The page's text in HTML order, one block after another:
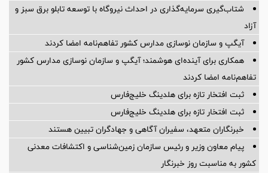
شتاب‌گیری سرمایه‌گذاری در احداث نیروگاه با توسعه تابلو برق سبز و
آزاد
آیگپ و سازمان نوسازی مدارس کشور تفاهم‌نامه امضا کردند
همکاری برای آینده‌ای هوشمند؛ آیگپ و سازمان نوسازی مدارس کشور
تفاهم‌نامه امضا کردند
ثبت افتخار تازه برای هلدینگ خلیج‌فارس
ثبت افتخار تازه برای هلدینگ خلیج‌فارس
خبرنگاران متعهد، سفیران آگاهی و جهادگران تبیین هستند
پیام معاون وزیر و رئیس سازمان زمین‌شناسی و اکتشافات معدنی
کشور به مناسبت روز خبرنگار